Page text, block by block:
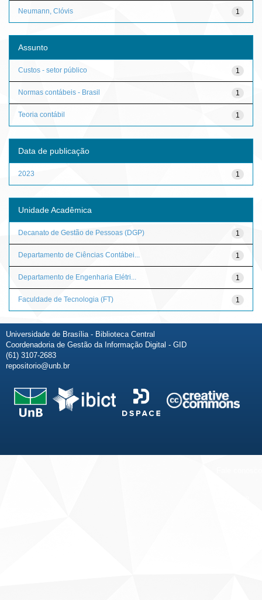
1
Neumann, Clóvis
Assunto
1
Custos - setor público
1
Normas contábeis - Brasil
1
Teoria contábil
Data de publicação
1
2023
Unidade Acadêmica
1
Decanato de Gestão de Pessoas (DGP)
1
Departamento de Ciências Contábei...
1
Departamento de Engenharia Elétri...
1
Faculdade de Tecnologia (FT)
Universidade de Brasília - Biblioteca Central
Coordenadoria de Gestão da Informação Digital - GID
(61) 3107-2683
repositorio@unb.br